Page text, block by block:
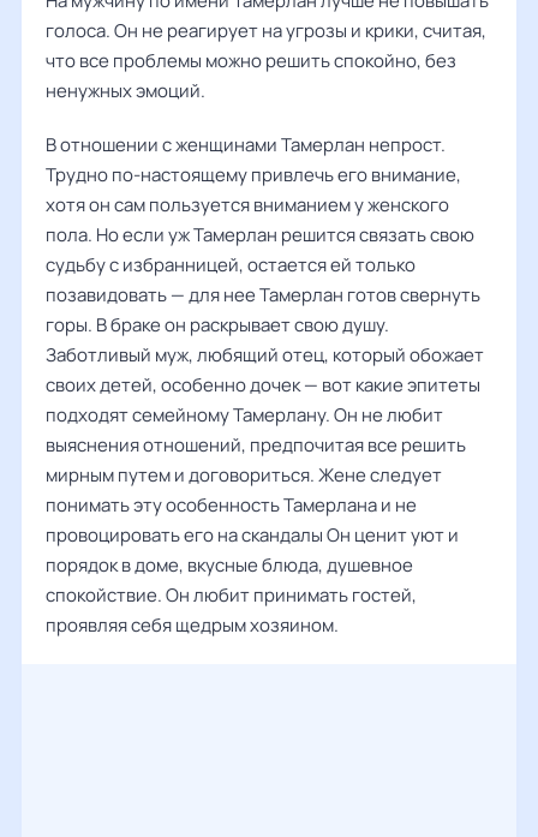
голоса. Он не реагирует на угрозы и крики, считая,
что все проблемы можно решить спокойно, без
ненужных эмоций.
В отношении с женщинами Тамерлан непрост.
Трудно по-настоящему привлечь его внимание,
хотя он сам пользуется вниманием у женского
пола. Но если уж Тамерлан решится связать свою
судьбу с избранницей, остается ей только
позавидовать — для нее Тамерлан готов свернуть
горы. В браке он раскрывает свою душу.
Заботливый муж, любящий отец, который обожает
своих детей, особенно дочек — вот какие эпитеты
подходят семейному Тамерлану. Он не любит
выяснения отношений, предпочитая все решить
мирным путем и договориться. Жене следует
понимать эту особенность Тамерлана и не
провоцировать его на скандалы Он ценит уют и
порядок в доме, вкусные блюда, душевное
спокойствие. Он любит принимать гостей,
проявляя себя щедрым хозяином.